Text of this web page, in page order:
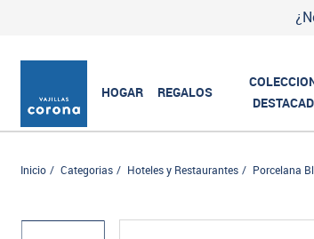
HOGAR REGALOS
Inicio Categorias Hoteles y Restaurantes Porcelana